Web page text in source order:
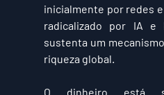
inicialmente por redes
radicalizado por IA e
sustenta um
riqueza global.
O dinheiro está